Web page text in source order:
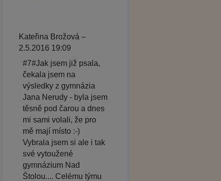
Kateřina Brožová –
2.5.2016 19:09
#7#Jak jsem již psala,
čekala jsem na
výsledky z gymnázia
Jana Nerudy - byla jsem
těsně pod čarou a dnes
mi sami volali, že pro
mě mají místo :-)
Vybrala jsem si ale i tak
své vytoužené
gymnázium Nad
Štolou.... Celému týmu